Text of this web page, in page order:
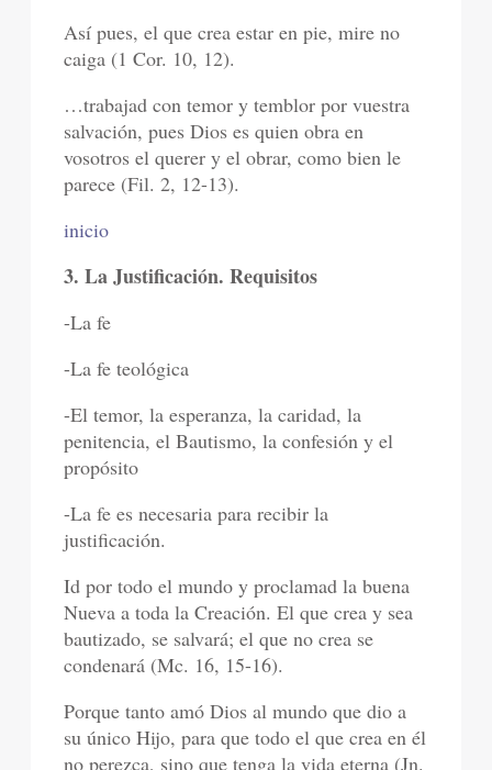
Así pues, el que crea estar en pie, mire no
caiga (1 Cor. 10, 12).
…trabajad con temor y temblor por vuestra
salvación, pues Dios es quien obra en
vosotros el querer y el obrar, como bien le
parece (Fil. 2, 12-13).
inicio
3. La Justificación. Requisitos
-La fe
-La fe teológica
-El temor, la esperanza, la caridad, la
penitencia, el Bautismo, la confesión y el
propósito
-La fe es necesaria para recibir la
justificación.
Id por todo el mundo y proclamad la buena
Nueva a toda la Creación. El que crea y sea
bautizado, se salvará; el que no crea se
condenará (Mc. 16, 15-16).
Porque tanto amó Dios al mundo que dio a
su único Hijo, para que todo el que crea en él
no perezca, sino que tenga la vida eterna (Jn.